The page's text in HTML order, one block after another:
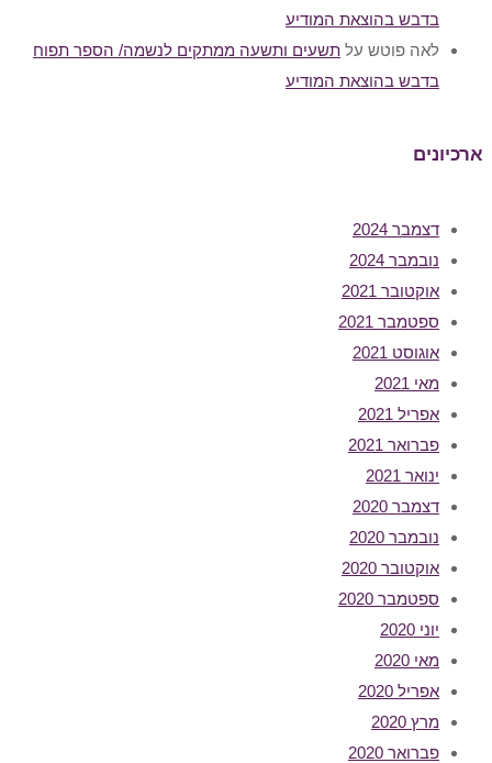
בדבש בהוצאת המודיע
לאה פוטש על תשעים ותשעה ממתקים לנשמה/ הספר תפוח
בדבש בהוצאת המודיע
ארכיונים
דצמבר 2024
נובמבר 2024
אוקטובר 2021
ספטמבר 2021
אוגוסט 2021
מאי 2021
אפריל 2021
פברואר 2021
ינואר 2021
דצמבר 2020
נובמבר 2020
אוקטובר 2020
ספטמבר 2020
יוני 2020
מאי 2020
אפריל 2020
מרץ 2020
פברואר 2020